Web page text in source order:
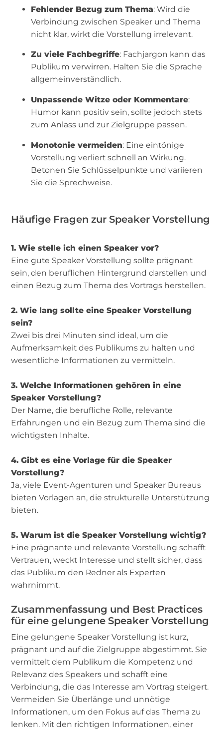
Fehlender Bezug zum Thema: Wird die
Verbindung zwischen Speaker und Thema
nicht klar, wirkt die Vorstellung irrelevant.
Zu viele Fachbegriffe: Fachjargon kann das
Publikum verwirren. Halten Sie die Sprache
allgemeinverständlich.
Unpassende Witze oder Kommentare:
Humor kann positiv sein, sollte jedoch stets
zum Anlass und zur Zielgruppe passen.
Monotonie vermeiden: Eine eintönige
Vorstellung verliert schnell an Wirkung.
Betonen Sie Schlüsselpunkte und variieren
Sie die Sprechweise.
Häufige Fragen zur Speaker Vorstellung
1. Wie stelle ich einen Speaker vor?
Eine gute Speaker Vorstellung sollte prägnant
sein, den beruflichen Hintergrund darstellen und
einen Bezug zum Thema des Vortrags herstellen.
2. Wie lang sollte eine Speaker Vorstellung
sein?
Zwei bis drei Minuten sind ideal, um die
Aufmerksamkeit des Publikums zu halten und
wesentliche Informationen zu vermitteln.
3. Welche Informationen gehören in eine
Speaker Vorstellung?
Der Name, die berufliche Rolle, relevante
Erfahrungen und ein Bezug zum Thema sind die
wichtigsten Inhalte.
4. Gibt es eine Vorlage für die Speaker
Vorstellung?
Ja, viele Event-Agenturen und Speaker Bureaus
bieten Vorlagen an, die strukturelle Unterstützung
bieten.
5. Warum ist die Speaker Vorstellung wichtig?
Eine prägnante und relevante Vorstellung schafft
Vertrauen, weckt Interesse und stellt sicher, dass
das Publikum den Redner als Experten
wahrnimmt.
Zusammenfassung und Best Practices
für eine gelungene Speaker Vorstellung
Eine gelungene Speaker Vorstellung ist kurz,
prägnant und auf die Zielgruppe abgestimmt. Sie
vermittelt dem Publikum die Kompetenz und
Relevanz des Speakers und schafft eine
Verbindung, die das Interesse am Vortrag steigert.
Vermeiden Sie Überlänge und unnötige
Informationen, um den Fokus auf das Thema zu
lenken. Mit den richtigen Informationen, einer